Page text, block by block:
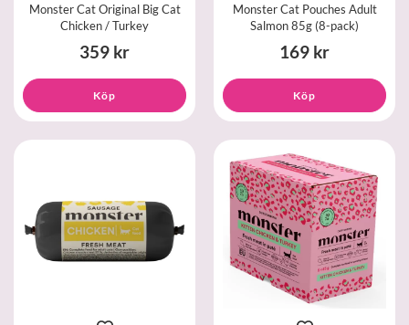
Monster Cat Original Big Cat
Chicken / Turkey
359 kr
Köp
Monster Cat Pouches Adult
Salmon 85g (8-pack)
169 kr
Köp